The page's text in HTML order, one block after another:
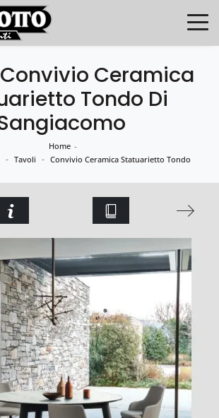
Ceramica
Tondo Di
Home -
- Tavoli - Convivio Ceramica Statuarietto Tondo